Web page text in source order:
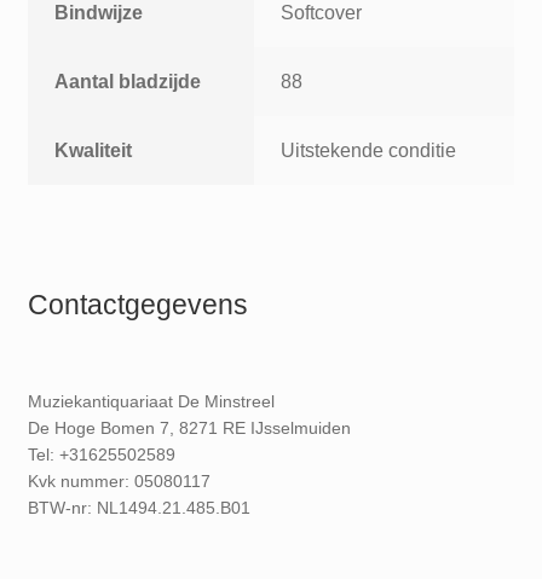
Bindwijze Softcover
Aantal bladzijde 88
Kwaliteit Uitstekende conditie
Contactgegevens
Muziekantiquariaat De Minstreel
De Hoge Bomen 7, 8271 RE IJsselmuiden
Tel: +31625502589
Kvk nummer: 05080117
BTW-nr: NL1494.21.485.B01